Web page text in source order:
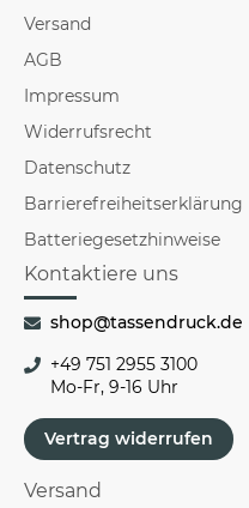
Versand
AGB
Impressum
Widerrufsrecht
Datenschutz
Barrierefreiheitserklärung
Batteriegesetzhinweise
Kontaktiere uns
shop@tassendruck.de
+49 751 2955 3100
Mo-Fr, 9-16 Uhr
Vertrag widerrufen
Versand